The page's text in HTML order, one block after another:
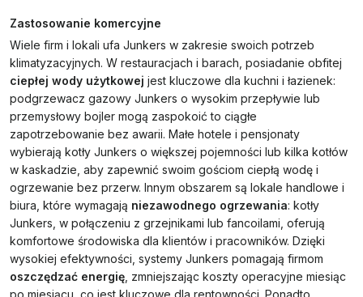
Zastosowanie komercyjne
Wiele firm i lokali ufa Junkers w zakresie swoich potrzeb
klimatyzacyjnych. W restauracjach i barach, posiadanie obfitej
ciepłej wody użytkowej jest kluczowe dla kuchni i łazienek:
podgrzewacz gazowy Junkers o wysokim przepływie lub
przemysłowy bojler mogą zaspokoić to ciągłe
zapotrzebowanie bez awarii. Małe hotele i pensjonaty
wybierają kotły Junkers o większej pojemności lub kilka kotłów
w kaskadzie, aby zapewnić swoim gościom ciepłą wodę i
ogrzewanie bez przerw. Innym obszarem są lokale handlowe i
biura, które wymagają niezawodnego ogrzewania: kotły
Junkers, w połączeniu z grzejnikami lub fancoilami, oferują
komfortowe środowiska dla klientów i pracowników. Dzięki
wysokiej efektywności, systemy Junkers pomagają firmom
oszczędzać energię , zmniejszając koszty operacyjne miesiąc
po miesiącu, co jest kluczowe dla rentowności. Ponadto,